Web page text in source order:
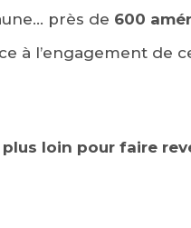
près de 600
à l’engagement de
loin pour faire